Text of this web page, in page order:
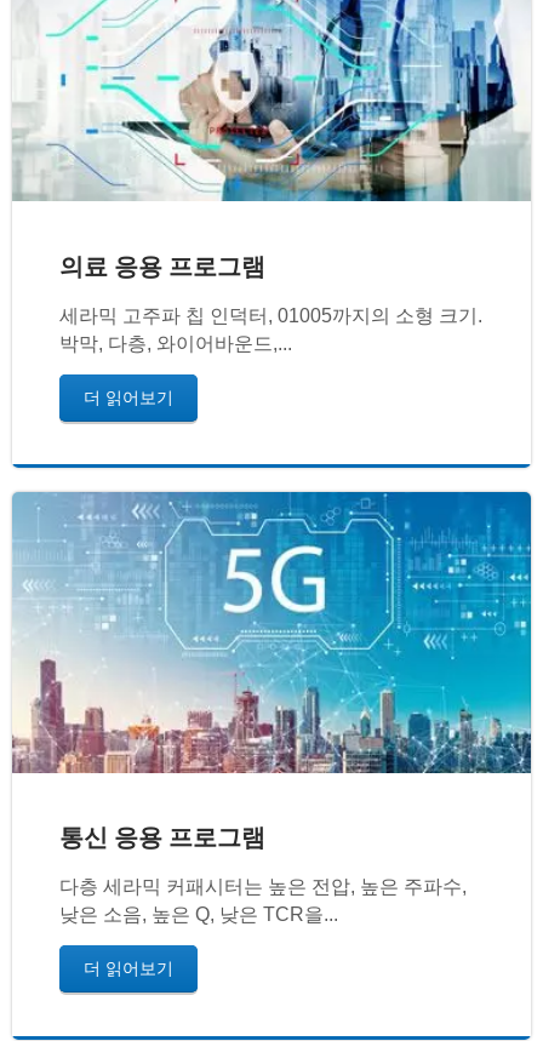
의료 응용 프로그램
세라믹 고주파 칩 인덕터, 01005까지의 소형 크기.
박막, 다층, 와이어바운드,...
더 읽어보기
통신 응용 프로그램
다층 세라믹 커패시터는 높은 전압, 높은 주파수,
낮은 소음, 높은 Q, 낮은 TCR을...
더 읽어보기